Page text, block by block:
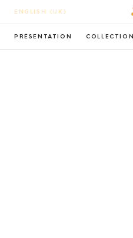
ENGLISH (UK)
PRÉSENTATION COLLECTION